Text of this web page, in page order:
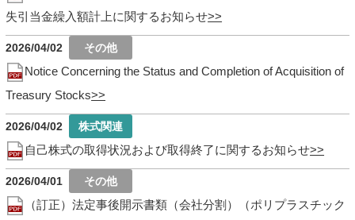
失引当金繰入額計上に関するお知らせ
2026/04/02
Notice Concerning the Status and Completion of Acquisition of
Treasury Stocks
2026/04/02
自己株式の取得状況および取得終了に関するお知らせ
2026/04/01
（訂正）法定事後開示書類（会社分割）（ポリプラスチック